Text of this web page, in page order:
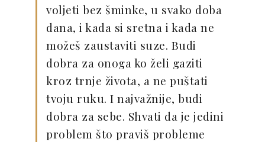
voljeti bez šminke, u svako doba
dana, i kada si sretna i kada ne
možeš zaustaviti suze. Budi
dobra za onoga ko želi gaziti
kroz trnje života, a ne puštati
tvoju ruku. I najvažnije, budi
dobra za sebe. Shvati da je jedini
problem što praviš probleme